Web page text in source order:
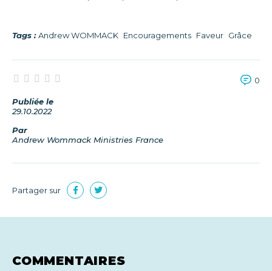
Tags : Andrew WOMMACK Encouragements Faveur Grâce
0
Publiée le
29.10.2022
Par
Andrew Wommack Ministries France
Partager sur
COMMENTAIRES